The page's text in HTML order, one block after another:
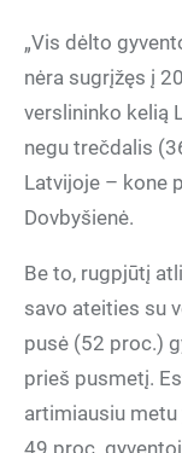
„Vis dėlto
nėra sugrįžęs į
verslininko kelią
negu trečdalis
Latvijoje – kone
Dovbyšienė.
Be to, rugpjūtį
savo ateities su
pusė (52 proc.)
prieš pusmetį.
artimiausiu
49 proc.